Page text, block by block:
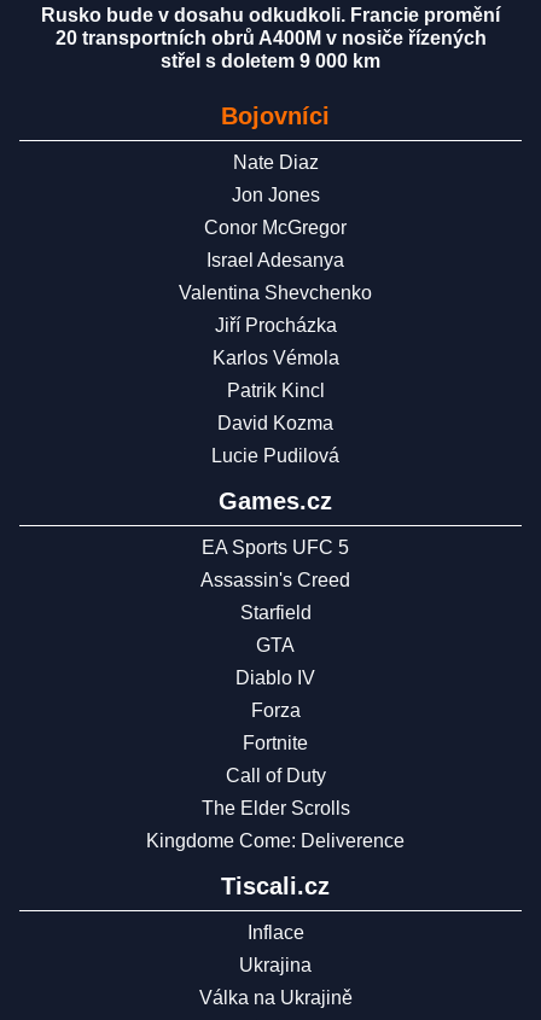
Rusko bude v dosahu odkudkoli. Francie promění
20 transportních obrů A400M v nosiče řízených
střel s doletem 9 000 km
Bojovníci
Nate Diaz
Jon Jones
Conor McGregor
Israel Adesanya
Valentina Shevchenko
Jiří Procházka
Karlos Vémola
Patrik Kincl
David Kozma
Lucie Pudilová
Games.cz
EA Sports UFC 5
Assassin's Creed
Starfield
GTA
Diablo IV
Forza
Fortnite
Call of Duty
The Elder Scrolls
Kingdome Come: Deliverence
Tiscali.cz
Inflace
Ukrajina
Válka na Ukrajině